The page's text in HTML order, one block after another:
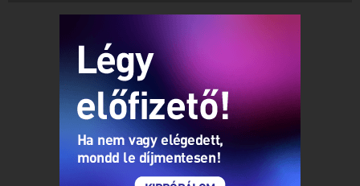
Rádiós partnerek
Rádió beágyazás
Online rádió készítés